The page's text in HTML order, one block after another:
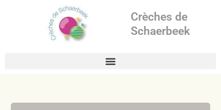
Crèches de
Schaerbeek